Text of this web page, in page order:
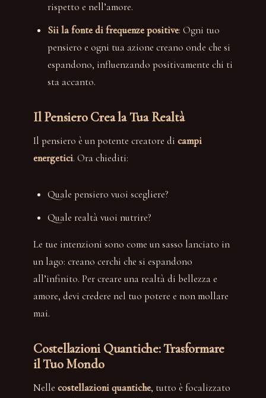
rispetto e nell’amore.
Sii la fonte di frequenze positive: Ogni tuo
pensiero e ogni tua azione creano onde che si
espandono, influenzando positivamente chi ti
sta accanto.
Il Pensiero Crea la Tua Realtà
Il pensiero è un potente creatore di campi
energetici. Ora chiediti:
Quale pensiero vuoi scegliere?
Quale realtà vuoi nutrire?
Le tue intenzioni sono come un sasso lanciato in
un lago: creano cerchi che si espandono
all’infinito. Per creare una realtà di bellezza e
amore, devi credere nel tuo potere e non mollare
mai.
Costellazioni Quantiche: Trasformare
il Tuo Mondo
Nelle costellazioni quantiche, tutto è focalizzato